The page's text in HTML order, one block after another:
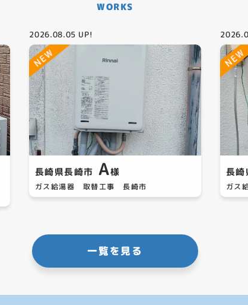
WORKS
2026.08.05 UP!
長崎県長崎市 A様
ガス給湯器 取替工事 長崎市
長崎
ガス
一覧を見る